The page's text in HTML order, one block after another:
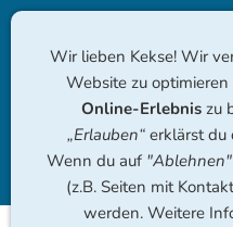
Navigation einblenden
Wir lieben Kekse! Wir
Website zu
Online-Erlebnis zu
„Erlauben“ erklärst du
Wenn du auf "Ablehnen"
(z.B. Seiten mit
werden. Weitere